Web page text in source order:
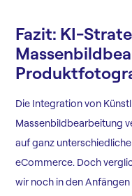
Fazit: KI-
Die Integration von
Massenbildbearbeitung
auf ganz
eCommerce. Doch
wir noch in den